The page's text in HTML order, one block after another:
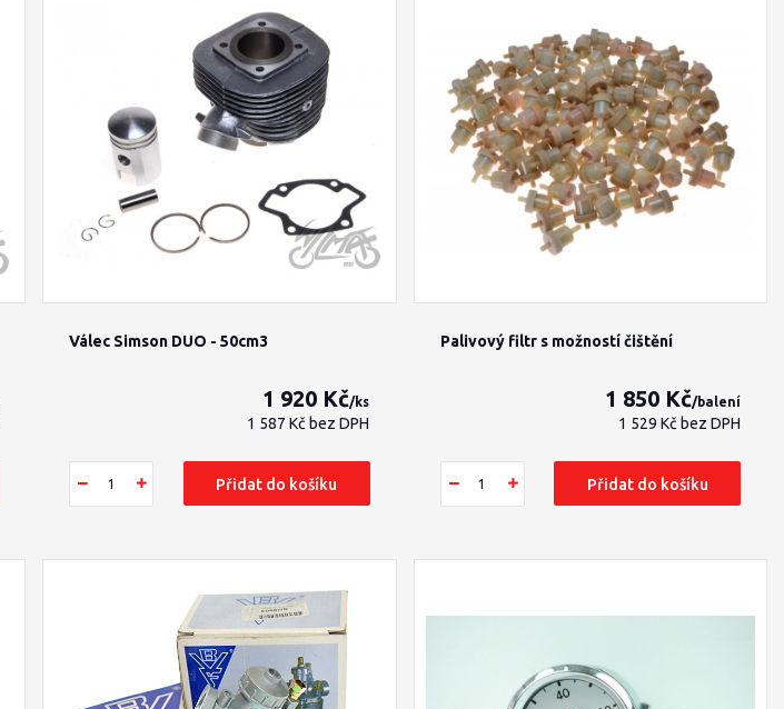
Válec Simson DUO - 50cm3
1 920 Kč/ks
1 587 Kč bez DPH
Přidat do košíku
Palivový filtr s možností čištění
1 850 Kč/balení
1 529 Kč bez DPH
Přidat do košíku